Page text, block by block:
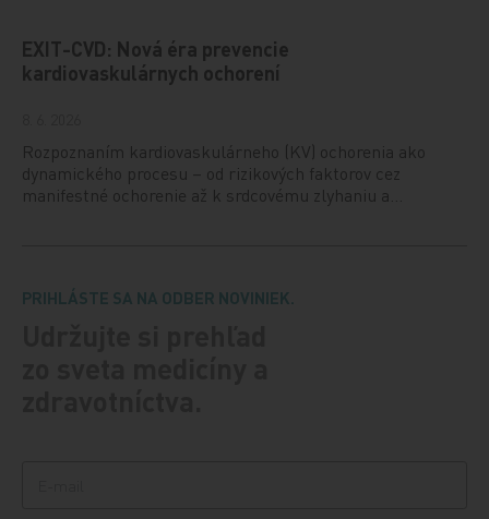
EXIT-CVD: Nová éra prevencie
kardiovaskulárnych ochorení
Rozpoznaním kardiovaskulárneho (KV) ochorenia ako
dynamického procesu – od rizikových faktorov cez
manifestné ochorenie až k srdcovému zlyhaniu a…
PRIHLÁSTE SA NA ODBER NOVINIEK.